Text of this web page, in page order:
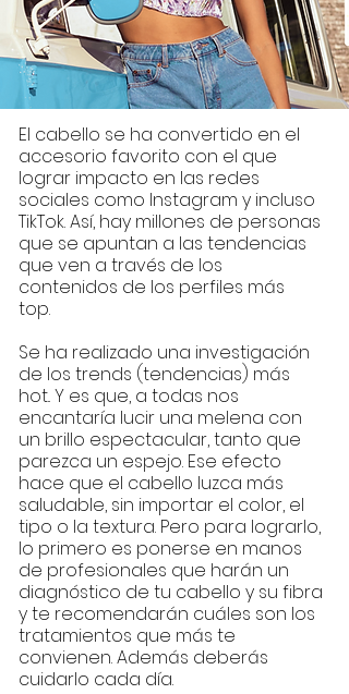
El cabello se ha convertido en el
accesorio favorito con el que
lograr impacto en las redes
sociales como Instagram y incluso
TikTok. Así, hay millones de personas
que se apuntan a las tendencias
que ven a través de los
contenidos de los perfiles más
top.
Se ha realizado una investigación
de los trends (tendencias) más
hot.. Y es que, a todas nos
encantaría lucir una melena con
un brillo espectacular, tanto que
parezca un espejo. Ese efecto
hace que el cabello luzca más
saludable, sin importar el color, el
tipo o la textura. Pero para lograrlo,
lo primero es ponerse en manos
de profesionales que harán un
diagnóstico de tu cabello y su fibra
y te recomendarán cuáles son los
tratamientos que más te
convienen. Además deberás
cuidarlo cada día.